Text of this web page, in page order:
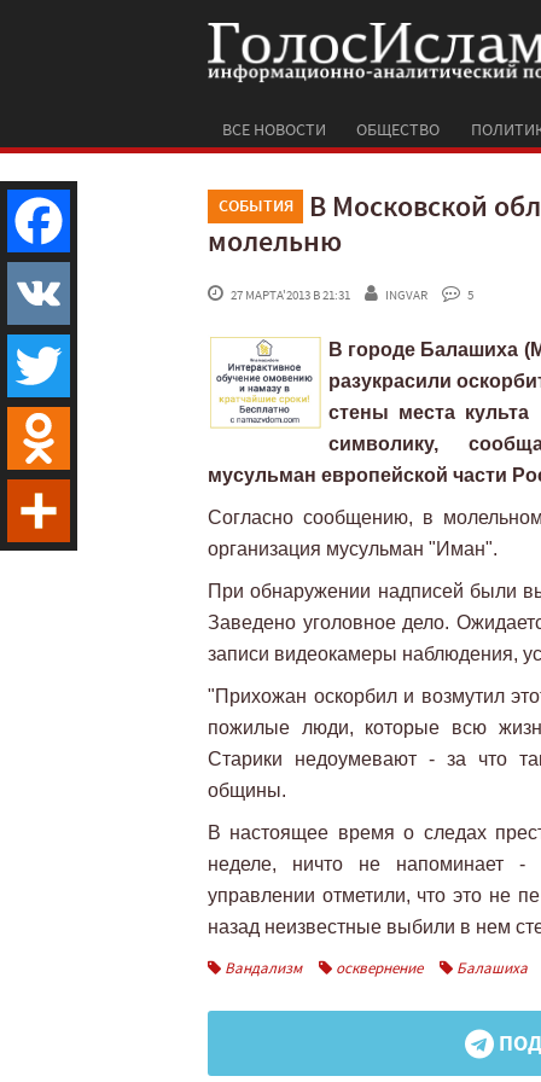
ВСЕ НОВОСТИ ОБЩЕСТВО
СОБЫТИЯ
В Московской
молельню
27 МАРТА'2013 В 21:31 INGVAR 5
В городе Балашиха
разукрасили
стены места культа
символику,
мусульман европейской части
Согласно сообщению, в
организация мусульман "Иман".
При обнаружении надписей были
Заведено уголовное дело.
записи видеокамеры наблюдения,
"Прихожан оскорбил и возмутил
пожилые люди, которые всю
Старики недоумевают - за что
общины.
В настоящее время о следах
неделе, ничто не напоминает
управлении отметили, что это не
назад неизвестные выбили в нем
Вандализм
осквернение Балашиха
Facebook
VK
Twitter
Odnoklassniki